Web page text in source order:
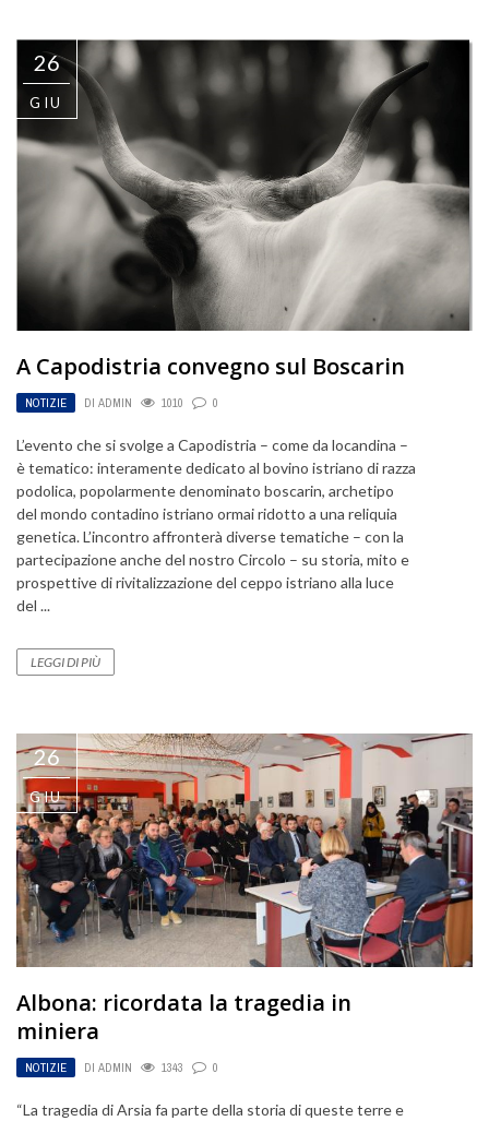
26
GIU
A Capodistria convegno sul Boscarin
NOTIZIE DI ADMIN 1010 0
L’evento che si svolge a Capodistria – come da locandina –
è tematico: interamente dedicato al bovino istriano di razza
podolica, popolarmente denominato boscarin, archetipo
del mondo contadino istriano ormai ridotto a una reliquia
genetica. L’incontro affronterà diverse tematiche – con la
partecipazione anche del nostro Circolo – su storia, mito e
prospettive di rivitalizzazione del ceppo istriano alla luce
del ...
LEGGI DI PIÙ
26
GIU
Albona: ricordata la tragedia in
miniera
NOTIZIE DI ADMIN 1343 0
“La tragedia di Arsia fa parte della storia di queste terre e